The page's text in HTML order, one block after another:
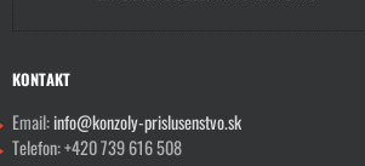
KONTAKT
Email:info@konzoly-prislusenstvo.sk
Telefon: +420 739 616 508